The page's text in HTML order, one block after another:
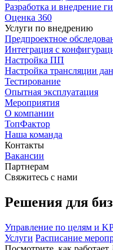
Разработка и внедрение
Оценка 360
Услуги по внедрению
Предпроектное
Интеграция с
Настройка ПП
Настройка трансляции
Тестирование
Опытная эксплуатация
Мероприятия
О компании
ТопФактор
Наша команда
Контакты
Вакансии
Партнерам
Свяжитесь с нами
Решения для
Управление по целям и
Услуги Расписание